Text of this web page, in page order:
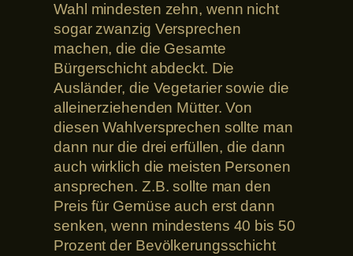
Wahl mindesten zehn, wenn nicht
sogar zwanzig Versprechen
machen, die die Gesamte
Bürgerschicht abdeckt. Die
Ausländer, die Vegetarier sowie die
alleinerziehenden Mütter. Von
diesen Wahlversprechen sollte man
dann nur die drei erfüllen, die dann
auch wirklich die meisten Personen
ansprechen. Z.B. sollte man den
Preis für Gemüse auch erst dann
senken, wenn mindestens 40 bis 50
Prozent der Bevölkerungsschicht